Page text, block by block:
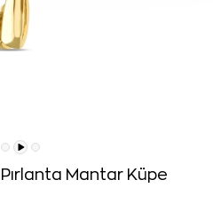
Mantar Küpe